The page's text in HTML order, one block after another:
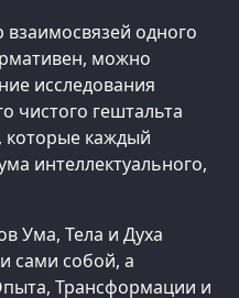
одного
можно
исследования
чистого гештальта
которые каждый
интеллектуального,
Ума, Тела и Духа
сами собой, а
Трансформации и